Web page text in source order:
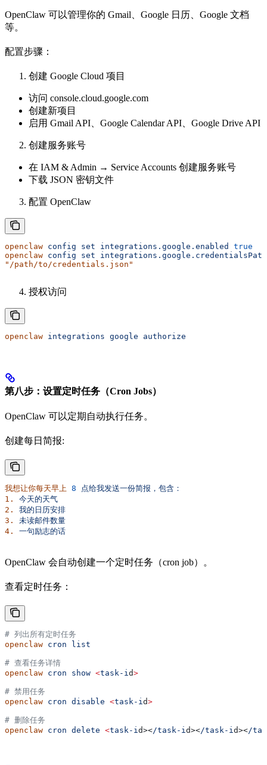
OpenClaw 可以管理你的 Gmail、Google 日历、Google 文档
等。
配置步骤：
创建 Google Cloud 项目
访问 console.cloud.google.com
创建新项目
启用 Gmail API、Google Calendar API、Google Drive API
创建服务账号
在 IAM & Admin → Service Accounts 创建服务账号
下载 JSON 密钥文件
配置 OpenClaw
openclaw config set integrations.google.enabled
true
openclaw config set integrations.google.credentialsPath
"/path/to/credentials.json"
授权访问
openclaw integrations google authorize
第八步：设置定时任务（Cron Jobs）
OpenClaw 可以定期自动执行任务。
创建每日简报:
我想让你每天早上 8 点给我发送一份简报，包含：
1.
今天的天气
2.
我的日历安排
3.
未读邮件数量
4.
一句励志的话
OpenClaw 会自动创建一个定时任务（cron job）。
查看定时任务：
# 列出所有定时任务
openclaw cron list
# 查看任务详情
openclaw cron show <task-i d>
# 禁用任务
openclaw cron disable <task-i d>
# 删除任务
openclaw cron delete <task-i d></task-i d></task-i d></